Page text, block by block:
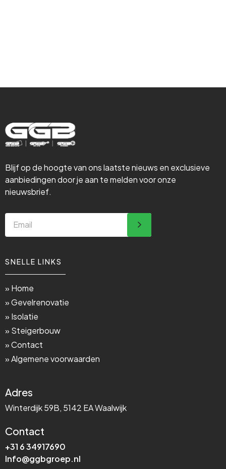
Blijf op de hoogte van ons laatste nieuws en exclusieve
aanbiedingen door je aan te melden voor onze
nieuwsbrief.
SNELLE LINKS
» Home
» Gevelrenovatie
» Isolatie
» Steigerbouw
» Contact
» Algemene voorwaarden
Adres
Winterdijk 59B, 5142 EA Waalwijk
Contact
+31 6 34917690
Info@ggbgroep.nl